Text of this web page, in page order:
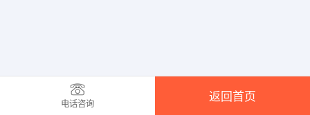
电话咨询
返回首页